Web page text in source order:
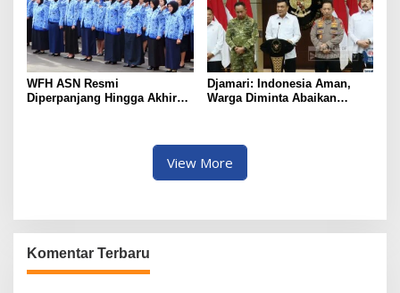
WFH ASN Resmi
Diperpanjang Hingga Akhir
Djamari: Indonesia Aman,
Warga Diminta Abaikan
View More
Komentar Terbaru